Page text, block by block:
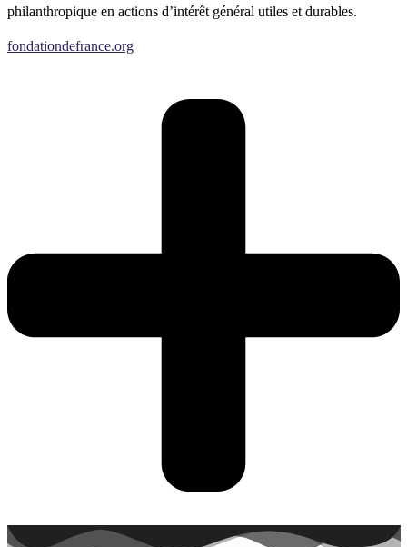
philanthropique en actions d’intérêt général utiles et durables.
fondationdefrance.org